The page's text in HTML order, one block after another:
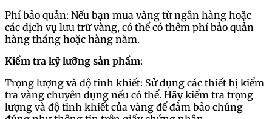
Phí bảo quản: Nếu bạn mua vàng từ ngân hàng hoặc
các dịch vụ lưu trữ vàng, có thể có thêm phí bảo quản
hàng tháng hoặc hàng năm.
Kiểm tra kỹ lưỡng sản phẩm:
Trọng lượng và độ tinh khiết: Sử dụng các thiết bị kiểm
tra vàng chuyên dụng nếu có thể. Hãy kiểm tra trọng
lượng và độ tinh khiết của vàng để đảm bảo chúng